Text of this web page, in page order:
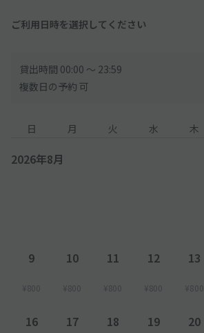
ご利用日時を選択してください
貸出時間 00:00 〜 23:59
複数日の予約 可
日 月 火 水 木
2026年8月
9
¥800
10
¥800
11
¥800
12
¥800
13
¥800
16 17 18 19 20